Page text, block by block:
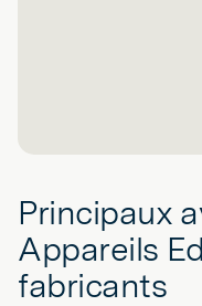
Principaux
Appareils
fabricants